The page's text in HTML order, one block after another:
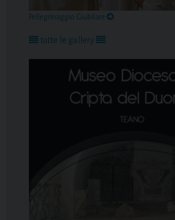
Pellegrinaggio Giubilare
tutte le gallery